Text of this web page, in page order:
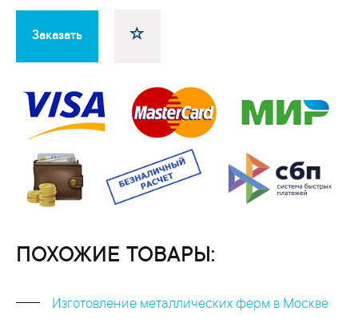
Заказать
ПОХОЖИЕ ТОВАРЫ:
Изготовление металлических ферм в Москве